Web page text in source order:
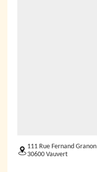
111 Rue Fernand Granon
30600 Vauvert